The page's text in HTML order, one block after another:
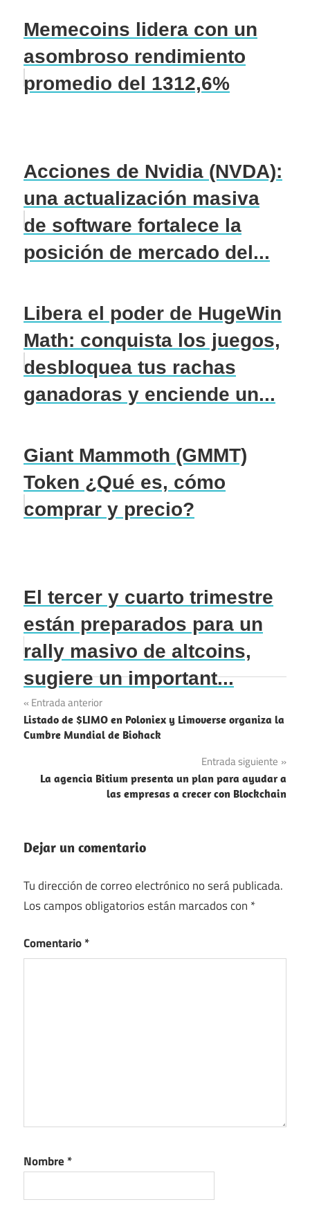
Memecoins lidera con un
asombroso rendimiento
promedio del 1312,6%
Acciones de Nvidia (NVDA):
una actualización masiva
de software fortalece la
posición de mercado del...
Libera el poder de HugeWin
Math: conquista los juegos,
desbloquea tus rachas
ganadoras y enciende un...
Giant Mammoth (GMMT)
Token ¿Qué es, cómo
comprar y precio?
El tercer y cuarto trimestre
están preparados para un
rally masivo de altcoins,
sugiere un important...
Navegación
de
Entrada anterior
Listado de $LIMO en Poloniex y Limoverse organiza la
Cumbre Mundial de Biohack
Entrada siguiente
La agencia Bitium presenta un plan para ayudar a
las empresas a crecer con Blockchain
Dejar un comentario
Tu dirección de correo electrónico no será publicada.
Los campos obligatorios están marcados con *
Comentario*
Nombre *